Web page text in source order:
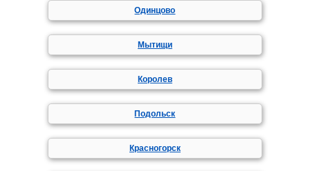
Одинцово
Мытищи
Королев
Подольск
Красногорск